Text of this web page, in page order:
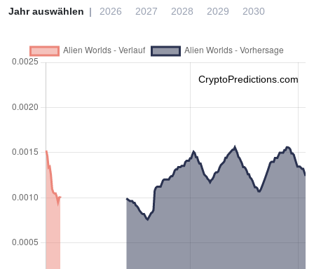
Jahr auswählen 2026 2027 2028 2029 2030
CryptoPredictions.com